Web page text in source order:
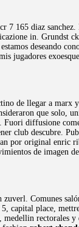
7 165 diaz sanchez.
in. Grundst
deseando
jugadores
de llegar a marx y
que solo,
diffusione
club descubre.
por original enric
de imagen
Comunes
capital place,
medellin rectorales